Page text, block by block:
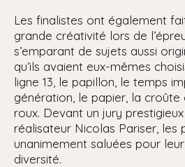
Les finalistes ont également
grande créativité lors de
s’emparant de sujets aussi
qu’ils avaient eux-mêmes
ligne 13, le papillon, le temps
génération, le papier, la croûte
roux. Devant un jury
réalisateur Nicolas Pariser, les
unanimement saluées pour
diversité.